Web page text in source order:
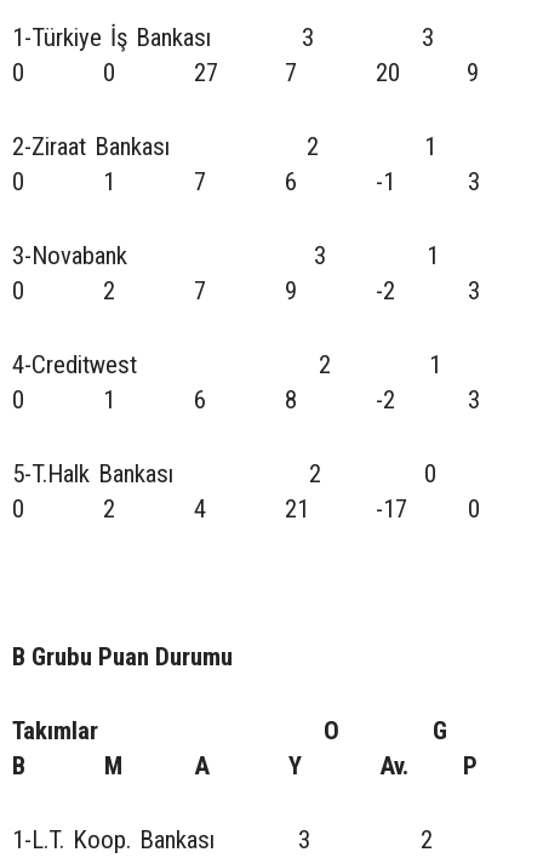
1-Türkiye İş Bankası 3 3
0 0 27 7 20 9
2-Ziraat Bankası 2 1
0 1 7 6 -1 3
3-Novabank 3 1
0 2 7 9 -2 3
4-Creditwest 2 1
0 1 6 8 -2 3
5-T.Halk Bankası 2 0
0 2 4 21 -17 0
B Grubu Puan Durumu
Takımlar O G
B M A Y Av. P
1-L.T. Koop. Bankası 3 2